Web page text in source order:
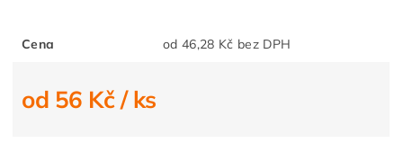
Cena od 46,28 Kč bez DPH
od 56 Kč/ ks